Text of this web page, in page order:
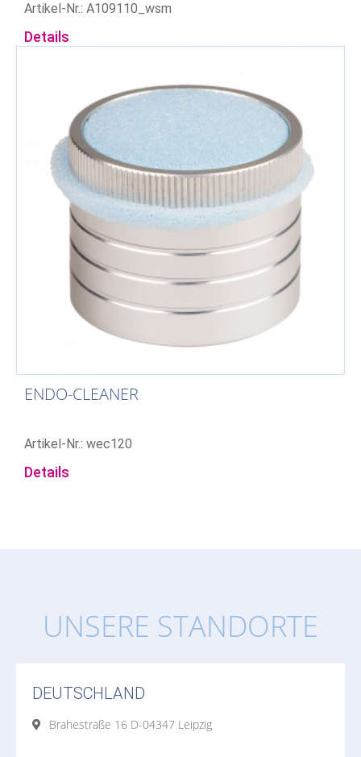
Artikel-Nr.: A109110_wsm
Details
ENDO-CLEANER
Artikel-Nr.: wec120
Details
UNSERE STANDORTE
DEUTSCHLAND
Brahestraße 16 D-04347 Leipzig